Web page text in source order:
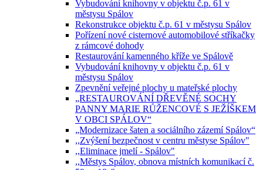
Vybudování knihovny v objektu č.p. 61 v
městysu Spálov
Rekonstrukce objektu č.p. 61 v městysu Spálov
Pořízení nové cisternové automobilové stříkačky
z rámcové dohody
Restaurování kamenného kříže ve Spálově
Vybudování knihovny v objektu č.p. 61 v
městysu Spálov
Zpevnění veřejné plochy u mateřské plochy
„RESTAUROVÁNÍ DŘEVĚNÉ SOCHY
PANNY MARIE RŮŽENCOVÉ S JEŽÍŠKEM
V OBCI SPÁLOV“
„Modernizace šaten a sociálního zázemí Spálov“
,,Zvýšení bezpečnost v centru městyse Spálov"
,,Eliminace jmelí - Spálov"
,,Městys Spálov, obnova místních komunikací č.